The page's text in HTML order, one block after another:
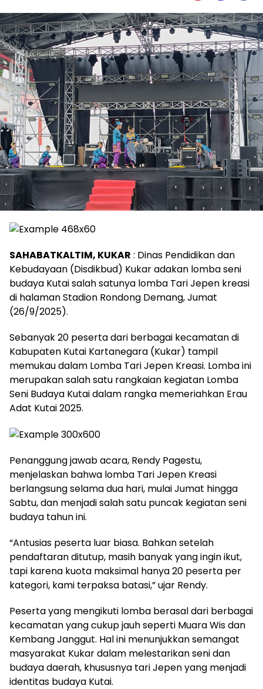
SAHABATKALTIM, KUKAR : Dinas Pendidikan dan
Kebudayaan (Disdikbud) Kukar adakan lomba seni
budaya Kutai salah satunya lomba Tari Jepen kreasi
di halaman Stadion Rondong Demang, Jumat
(26/9/2025).
Sebanyak 20 peserta dari berbagai kecamatan di
Kabupaten Kutai Kartanegara (Kukar) tampil
memukau dalam Lomba Tari Jepen Kreasi. Lomba ini
merupakan salah satu rangkaian kegiatan Lomba
Seni Budaya Kutai dalam rangka memeriahkan Erau
Adat Kutai 2025.
Penanggung jawab acara, Rendy Pagestu,
menjelaskan bahwa lomba Tari Jepen Kreasi
berlangsung selama dua hari, mulai Jumat hingga
Sabtu, dan menjadi salah satu puncak kegiatan seni
budaya tahun ini.
“Antusias peserta luar biasa. Bahkan setelah
pendaftaran ditutup, masih banyak yang ingin ikut,
tapi karena kuota maksimal hanya 20 peserta per
kategori, kami terpaksa batasi,” ujar Rendy.
Peserta yang mengikuti lomba berasal dari berbagai
kecamatan yang cukup jauh seperti Muara Wis dan
Kembang Janggut. Hal ini menunjukkan semangat
masyarakat Kukar dalam melestarikan seni dan
budaya daerah, khususnya tari Jepen yang menjadi
identitas budaya Kutai.